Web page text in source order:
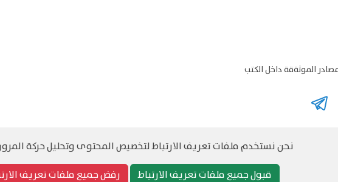
الموثةقة داخل الكتب
©حقوق الطبع والنشر مرجح جميع الحقوق محفوظةسياسة و
نحن نستخدم ملفات تعريف الارتباط لتخصيص المحتوى وتحليل حركة المرور
قبول جميع ملفات تعريف الارتباط
رفض جميع ملفات تعريف